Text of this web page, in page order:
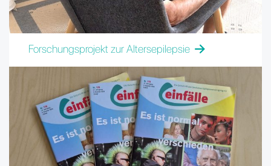
Forschungsprojekt zur Altersepilepsie